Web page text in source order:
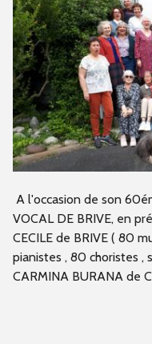
A l'occasion de son
VOCAL DE BRIVE, en
CECILE de BRIVE ( 80
pianistes , 80 choristes ,
CARMINA BURANA de